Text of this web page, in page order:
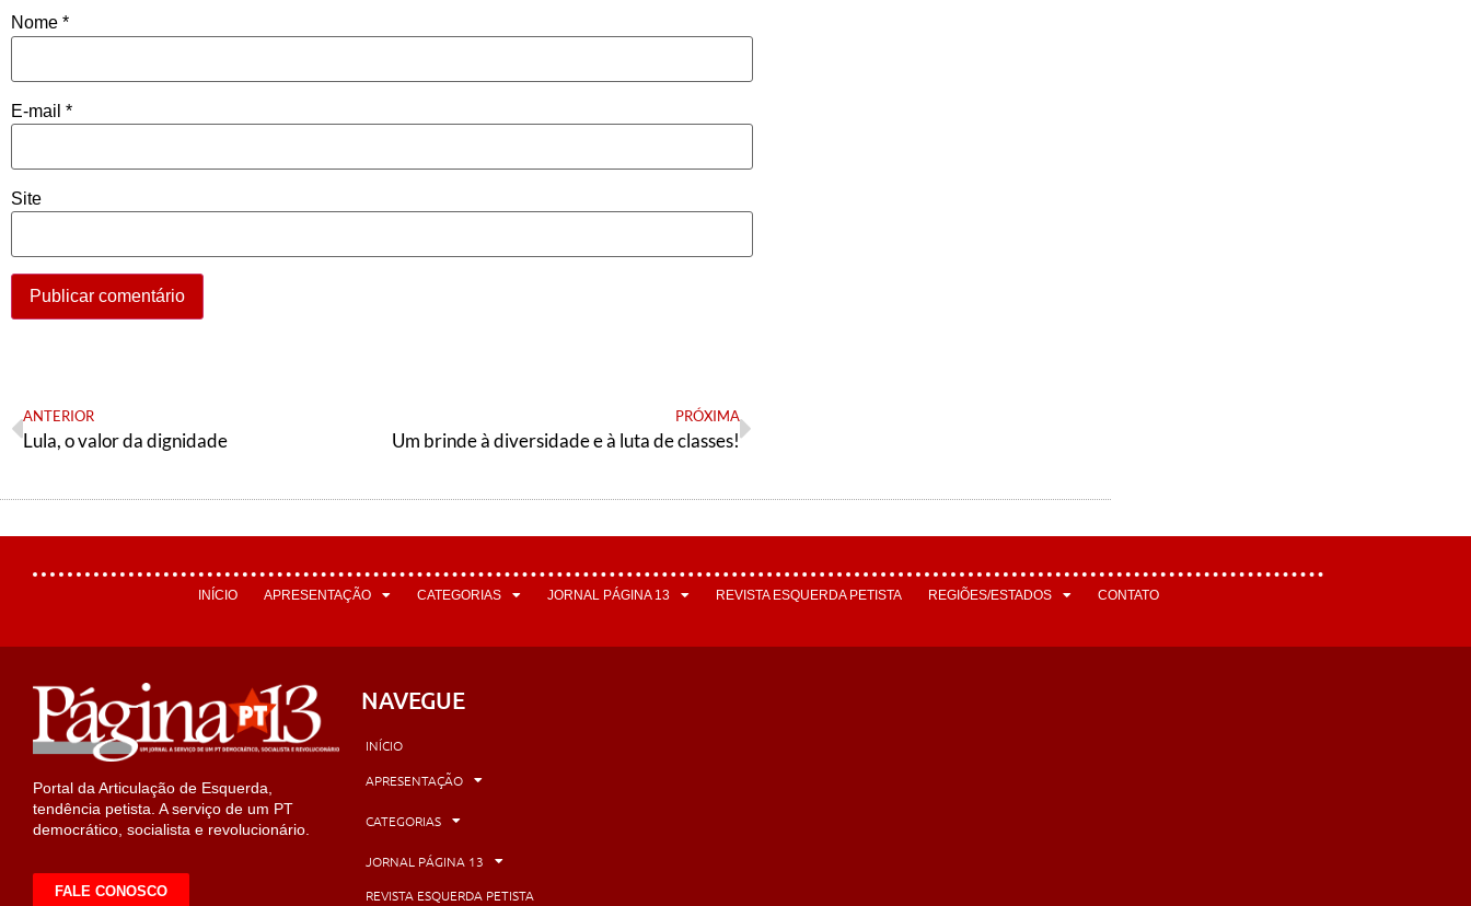
Nome *
E-mail *
Site
ANTERIOR
Lula, o valor da dignidade
PRÓXIMA
Um brinde à diversidade e à luta de classes!
INÍCIO APRESENTAÇÃO CATEGORIAS JORNAL PÁGINA 13 REVISTA ESQUERDA PETISTA REGIÕES/ESTADOS CONTATO
Portal da Articulação de Esquerda,
tendência petista. A serviço de um PT
democrático, socialista e revolucionário.
FALE CONOSCO
NAVEGUE
INÍCIO
APRESENTAÇÃO
CATEGORIAS
JORNAL PÁGINA 13
REVISTA ESQUERDA PETISTA